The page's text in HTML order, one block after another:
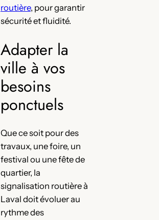
routière, pour garantir
sécurité et fluidité.
Adapter la
ville à vos
besoins
ponctuels
Que ce soit pour des
travaux, une foire, un
festival ou une fête de
quartier, la
signalisation routière à
Laval doit évoluer au
rythme des